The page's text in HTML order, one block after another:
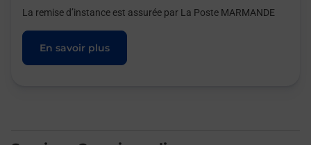
La remise d’instance est assurée par La Poste MARMANDE
En savoir plus